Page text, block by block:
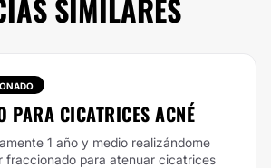
SIMILARES
PARA CICATRICES ACNÉ
1 año y medio realizándome
fraccionado para atenuar cicatrices